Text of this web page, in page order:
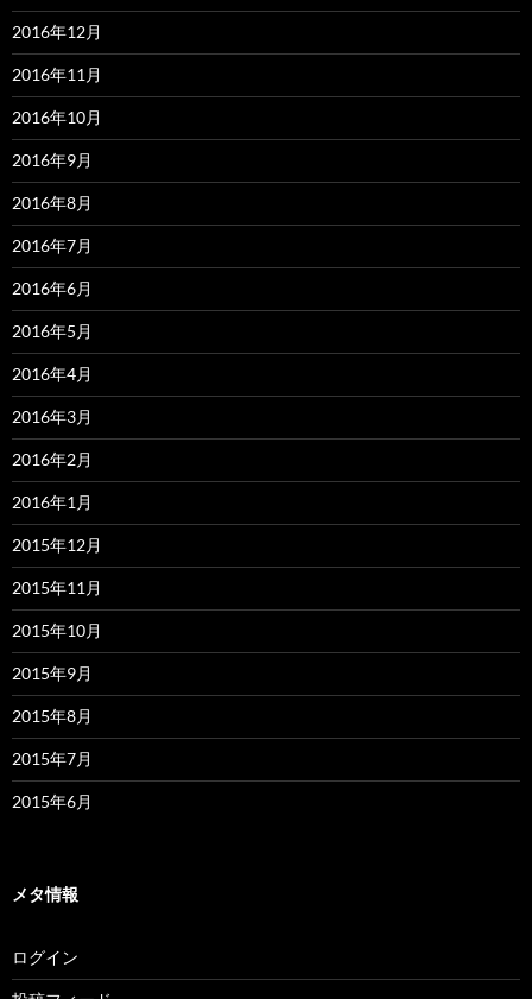
2016年12月
2016年11月
2016年10月
2016年9月
2016年8月
2016年7月
2016年6月
2016年5月
2016年4月
2016年3月
2016年2月
2016年1月
2015年12月
2015年11月
2015年10月
2015年9月
2015年8月
2015年7月
2015年6月
メタ情報
ログイン